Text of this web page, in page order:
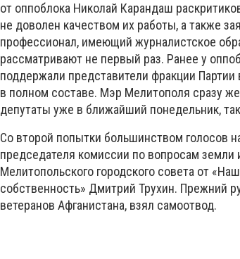
от оппоблока Николай Карандаш
не доволен качеством их работы, а также
профессионал, имеющий журналистское
рассматривают не первый раз. Ранее у
поддержали представители фракции
в полном составе. Мэр Мелитополя сразу
депутаты уже в ближайший понедельник,
Со второй попытки большинством голосов
председателя комиссии по вопросам
Мелитопольского городского совета от
собственность» Дмитрий Трухин. Прежний
ветеранов Афганистана, взял самоотвод.